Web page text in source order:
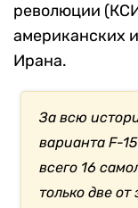
революции
американских
Ирана.
За всю
варианта F-
всего 16
только две